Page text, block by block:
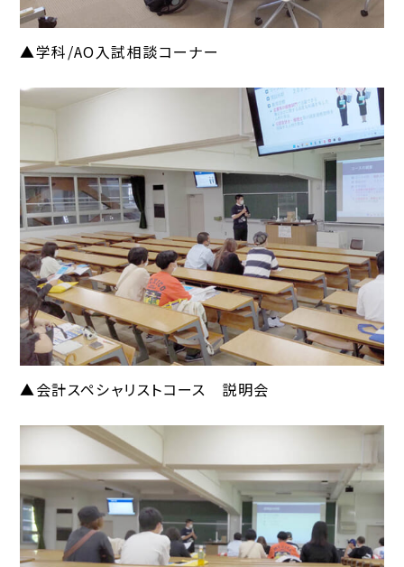
▲学科/AO入試相談コーナー
▲会計スペシャリストコース 説明会